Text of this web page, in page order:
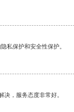
私保护和安全性保护。
，服务态度非常好。